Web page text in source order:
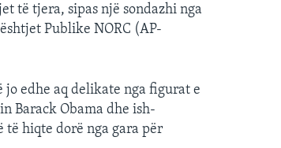
të tjera, sipas një sondazhi nga
Publike NORC (AP-
edhe aq delikate nga figurat e
Barack Obama dhe ish-
të hiqte dorë nga gara për